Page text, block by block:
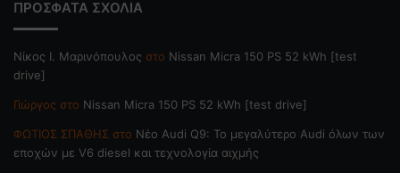
ΠΡΟΣΦΑΤΑ ΣΧΟΛΙΑ
Nίκος Ι. Mαρινόπουλος στο Nissan Micra 150 PS 52 kWh [test
drive]
Γιώργος στο Nissan Micra 150 PS 52 kWh [test drive]
ΦΩΤΙΟΣ ΣΠΑΘΗΣ στο Νέο Audi Q9: Το μεγαλύτερο Audi όλων των
εποχών με V6 diesel και τεχνολογία αιχμής